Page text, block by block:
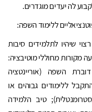
לה יעדים מוגדרים.
ללימוד השפה:
שיהיו לתלמידים סיבות
מקורות מחוללי מוטיבציה:
השפה (אוריינטציה
ללימודים גבוהים או
טיב הלמידה